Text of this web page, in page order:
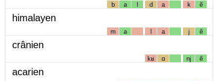
b a l d a k ẽ
himalayen
m a l a j ẽ
crânien
kʁ ɑ nj ẽ
acarien